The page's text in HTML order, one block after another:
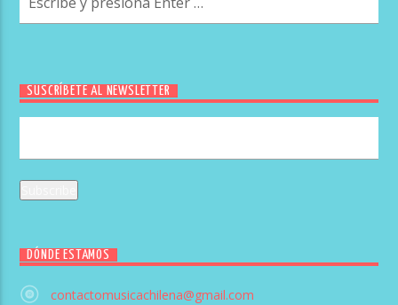
SUSCRÍBETE AL NEWSLETTER
DÓNDE ESTAMOS
contactomusicachilena@gmail.com